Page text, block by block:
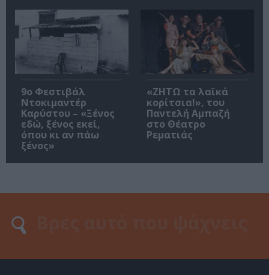
9ο Φεστιβάλ
Ντοκιμαντέρ
Καρύστου – «Ξένος
εδώ, ξένος εκεί,
όπου κι αν πάω
ξένος»
«ΖΗΤΩ τα λαϊκά
κορίτσια!», του
Παντελή Αμπαζή
στο Θέατρο
Ρεματιάς